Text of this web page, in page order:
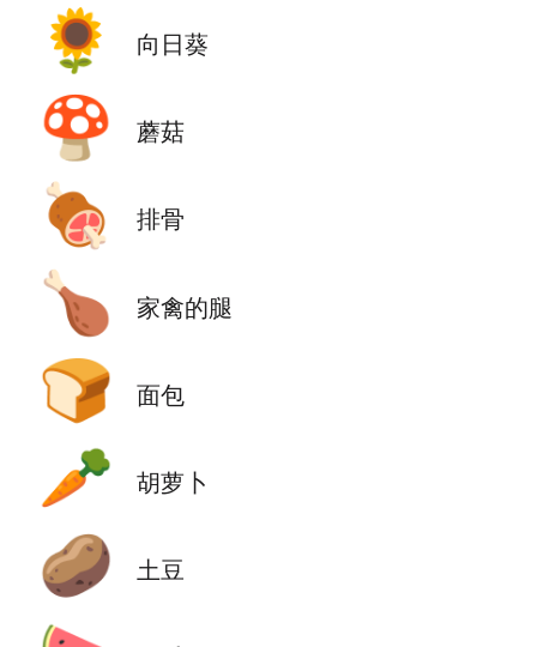
🌻 向日葵
🍄 蘑菇
🍖 排骨
🍗 家禽的腿
🍞 面包
🥕 胡萝卜
🥔 土豆